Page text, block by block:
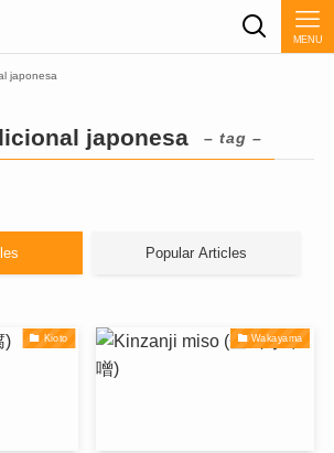
MENU
japonesa
japonesa – tag –
Popular Articles
Kioto Wakayama